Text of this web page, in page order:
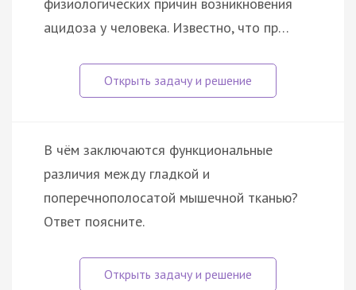
ацидоза у человека. Известно, что пр…
В чём заключаются функциональные
различия между гладкой и
поперечнополосатой мышечной тканью?
Ответ поясните.